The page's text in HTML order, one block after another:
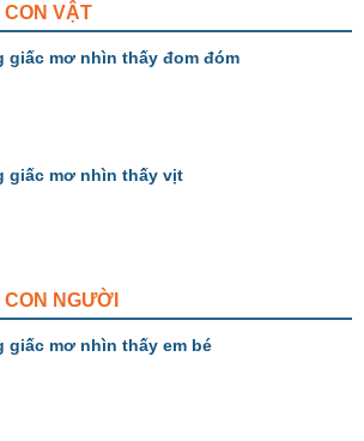
CON VẬT
giấc mơ nhìn thấy đom đóm
giấc mơ nhìn thấy vịt
NGƯỜI
giấc mơ nhìn thấy em bé